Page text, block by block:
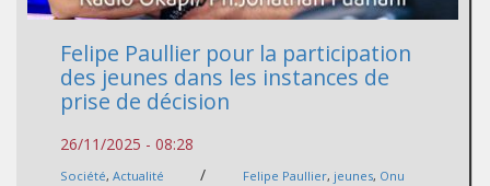
Felipe Paullier pour la participation
des jeunes dans les instances de
prise de décision
26/11/2025 - 08:28
Société, Actualité / Felipe Paullier, jeunes, Onu